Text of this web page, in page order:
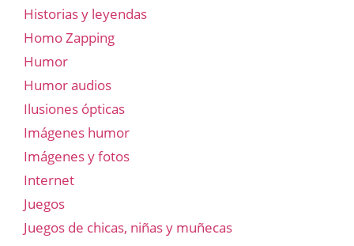
Historias y leyendas
Homo Zapping
Humor
Humor audios
Ilusiones ópticas
Imágenes humor
Imágenes y fotos
Internet
Juegos
Juegos de chicas, niñas y muñecas